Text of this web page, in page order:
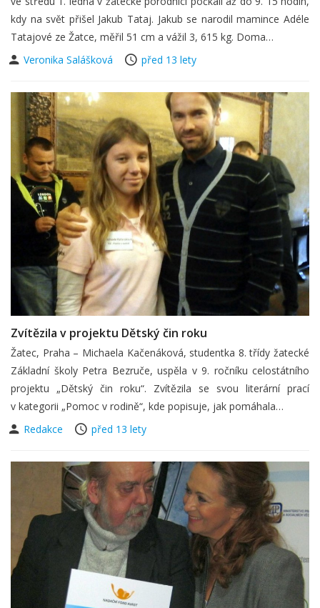
kdy na svět přišel Jakub Tataj. Jakub se narodil mamince Adéle
Tatajové ze Žatce, měřil 51 cm a vážil 3, 615 kg. Doma…
Veronika Salášková
před 13 lety
Zvítězila v projektu Dětský čin roku
Žatec, Praha – Michaela Kačenáková, studentka 8. třídy žatecké
Základní školy Petra Bezruče, uspěla v 9. ročníku celostátního
projektu „Dětský čin roku“. Zvítězila se svou literární prací
v kategorii „Pomoc v rodině“, kde popisuje, jak pomáhala…
Redakce
před 13 lety